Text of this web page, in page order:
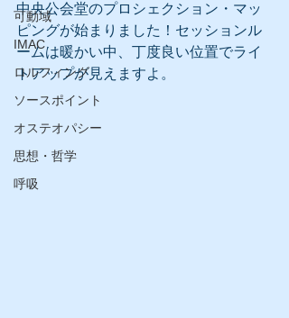
可動域
IMAC
ロルフィング
ソースポイント
オステオパシー
思想・哲学
呼吸
中央公会堂のプロシェクション・マッ
ピングが始まりました！セッションル
ームは暖かい中、丁度良い位置でライ
トアップが見えますよ。